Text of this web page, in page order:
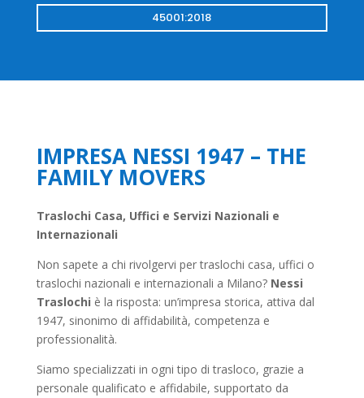
45001:2018
IMPRESA NESSI 1947 – THE
FAMILY MOVERS
Traslochi Casa, Uffici e Servizi Nazionali e
Internazionali
Non sapete a chi rivolgervi per traslochi casa, uffici o
traslochi nazionali e internazionali a Milano? Nessi
Traslochi è la risposta: un’impresa storica, attiva dal
1947, sinonimo di affidabilità, competenza e
professionalità.
Siamo specializzati in ogni tipo di trasloco, grazie a
personale qualificato e affidabile, supportato da